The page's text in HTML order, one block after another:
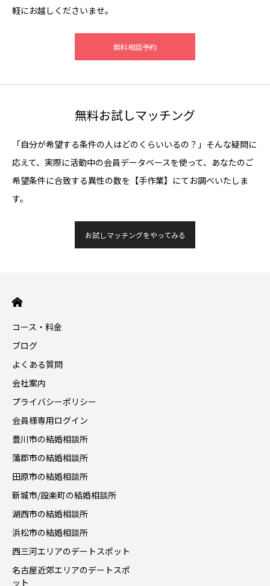
軽にお越しくださいませ。
無料相談予約
無料お試しマッチング
「自分が希望する条件の人はどのくらいいるの？」そんな疑問に
応えて、実際に活動中の会員データベースを使って、あなたのご
希望条件に合致する異性の数を【手作業】にてお調べいたしま
す。
お試しマッチングをやってみる
コース・料金
ブログ
よくある質問
会社案内
プライバシーポリシー
会員様専用ログイン
豊川市の結婚相談所
蒲郡市の結婚相談所
田原市の結婚相談所
新城市/設楽町の結婚相談所
湖西市の結婚相談所
浜松市の結婚相談所
西三河エリアのデートスポット
名古屋近郊エリアのデートスポ
ット